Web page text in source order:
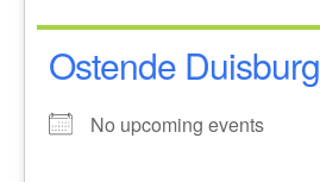
Ostende Duisburg
No upcoming events